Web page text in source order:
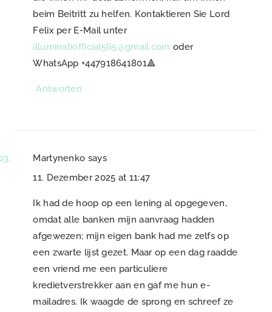
beim Beitritt zu helfen. Kontaktieren Sie Lord
Felix per E-Mail unter
illuminatiofficial565@gmail.com oder
WhatsApp +447918641801🔺
Antworten
Martynenko says
11. Dezember 2025 at 11:47
Ik had de hoop op een lening al opgegeven,
omdat alle banken mijn aanvraag hadden
afgewezen; mijn eigen bank had me zelfs op
een zwarte lijst gezet. Maar op een dag raadde
een vriend me een particuliere
kredietverstrekker aan en gaf me hun e-
mailadres. Ik waagde de sprong en schreef ze